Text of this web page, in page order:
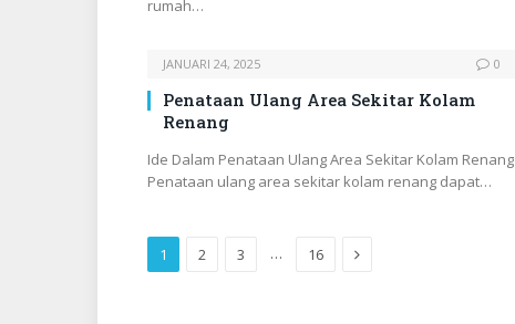
rumah…
JANUARI 24, 2025 0
Penataan Ulang Area Sekitar Kolam
Renang
Ide Dalam Penataan Ulang Area Sekitar Kolam Renang
Penataan ulang area sekitar kolam renang dapat…
1 2 3 … 16 Next